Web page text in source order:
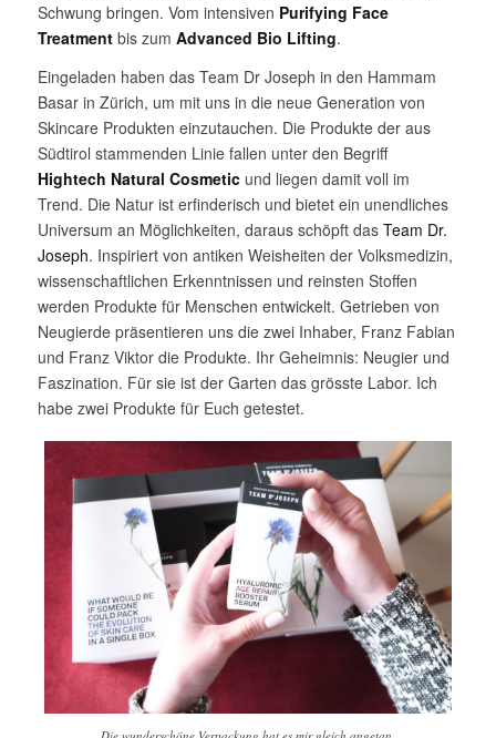
Schwung bringen. Vom intensiven Purifying Face
Treatmentbis zum Advanced Bio Lifting.
Eingeladen haben das Team Dr Joseph in den Hammam
Basar in Zürich, um mit uns in die neue Generation von
Skincare Produkten einzutauchen. Die Produkte der aus
Südtirol stammenden Linie fallen unter den Begriff
Hightech Natural Cosmeticund liegen damit voll im
Trend. Die Natur ist erfinderisch und bietet ein unendliches
Universum an Möglichkeiten, daraus schöpft das Team Dr.
Joseph. Inspiriert von antiken Weisheiten der Volksmedizin,
wissenschaftlichen Erkenntnissen und reinsten Stoffen
werden Produkte für Menschen entwickelt. Getrieben von
Neugierde präsentieren uns die zwei Inhaber, Franz Fabian
und Franz Viktor die Produkte. Ihr Geheimnis: Neugier und
Faszination. Für sie ist der Garten das grösste Labor. Ich
habe zwei Produkte für Euch getestet.